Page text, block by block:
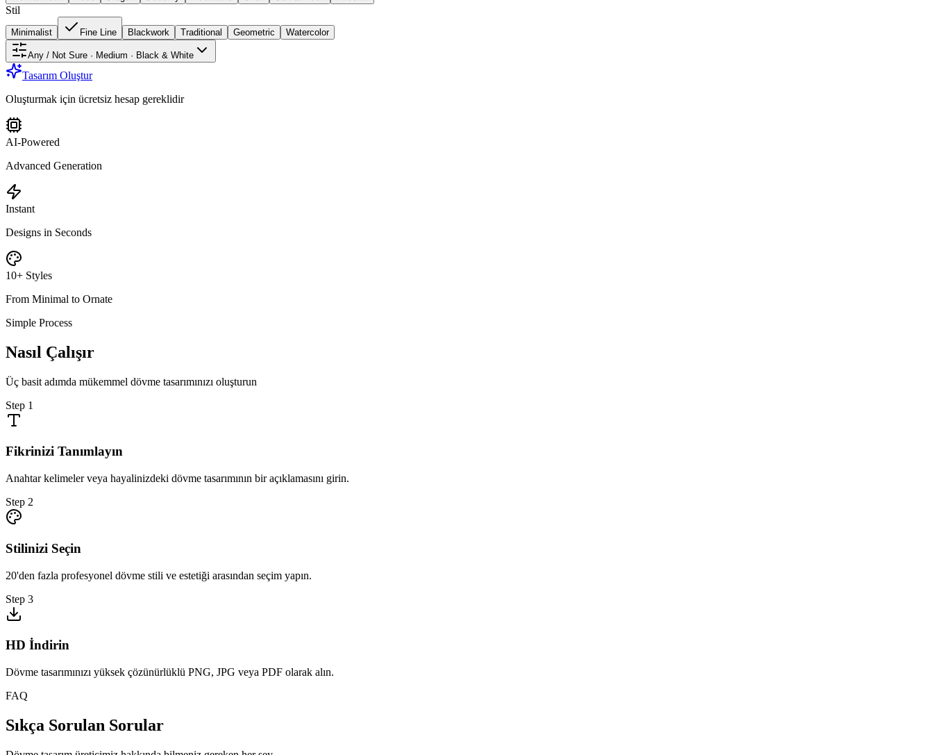
Stil
Minimalist Fine Line Blackwork Traditional Geometric Watercolor
Any / Not Sure · Medium · Black & White
Tasarım Oluştur
Oluşturmak için ücretsiz hesap gereklidir
AI-Powered
Advanced Generation
Instant
Designs in Seconds
10+ Styles
From Minimal to Ornate
Simple Process
Nasıl Çalışır
Üç basit adımda mükemmel dövme tasarımınızı oluşturun
Step 1
Fikrinizi Tanımlayın
Anahtar kelimeler veya hayalinizdeki dövme tasarımının bir açıklamasını girin.
Step 2
Stilinizi Seçin
20'den fazla profesyonel dövme stili ve estetiği arasından seçim yapın.
Step 3
HD İndirin
Dövme tasarımınızı yüksek çözünürlüklü PNG, JPG veya PDF olarak alın.
FAQ
Sıkça Sorulan Sorular